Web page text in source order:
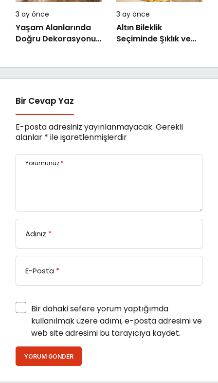
3 ay önce
Yaşam Alanlarında
Doğru Dekorasyonun
3 ay önce
Altın Bileklik
Seçiminde Şıklık ve
Bir Cevap Yaz
E-posta adresiniz yayınlanmayacak. Gerekli
alanlar * ile işaretlenmişlerdir
Yorumunuz *
Adınız *
E-Posta *
Bir dahaki sefere yorum yaptığımda
kullanılmak üzere adımı, e-posta adresimi ve
web site adresimi bu tarayıcıya kaydet.
YORUM GÖNDER